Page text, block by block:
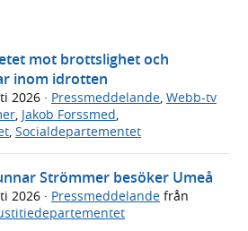
mot brottslighet och
inom idrotten
2026 · Pressmeddelande Webb-tv
Jakob Forssmed
Socialdepartementet
Strömmer besöker Umeå
2026 · Pressmeddelande från